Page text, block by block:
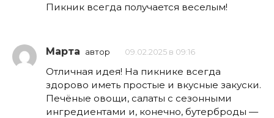
Пикник всегда получается веселым!
Марта автор 09.02.2025 в 09:16
Отличная идея! На пикнике всегда
здорово иметь простые и вкусные закуски.
Печёные овощи, салаты с сезонными
ингредиентами и, конечно, бутерброды —